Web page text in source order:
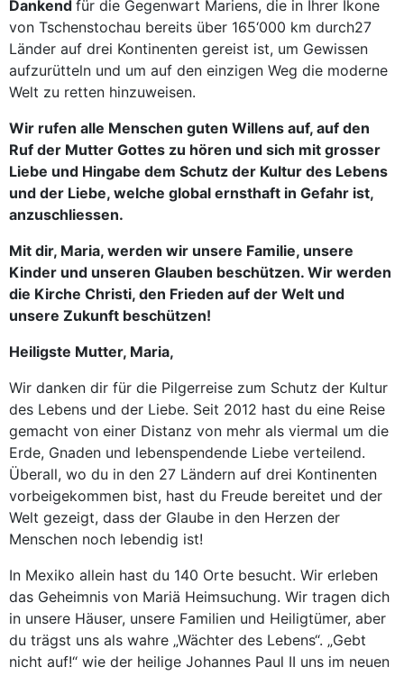
Dankend für die Gegenwart Mariens, die in Ihrer Ikone
von Tschenstochau bereits über 165‘000 km durch27
Länder auf drei Kontinenten gereist ist, um Gewissen
aufzurütteln und um auf den einzigen Weg die moderne
Welt zu retten hinzuweisen.
Wir rufen alle Menschen guten Willens auf, auf den
Ruf der Mutter Gottes zu hören und sich mit grosser
Liebe und Hingabe dem Schutz der Kultur des Lebens
und der Liebe, welche global ernsthaft in Gefahr ist,
anzuschliessen.
Mit dir, Maria, werden wir unsere Familie, unsere
Kinder und unseren Glauben beschützen. Wir werden
die Kirche Christi, den Frieden auf der Welt und
unsere Zukunft beschützen!
Heiligste Mutter, Maria,
Wir danken dir für die Pilgerreise zum Schutz der Kultur
des Lebens und der Liebe. Seit 2012 hast du eine Reise
gemacht von einer Distanz von mehr als viermal um die
Erde, Gnaden und lebenspendende Liebe verteilend.
Überall, wo du in den 27 Ländern auf drei Kontinenten
vorbeigekommen bist, hast du Freude bereitet und der
Welt gezeigt, dass der Glaube in den Herzen der
Menschen noch lebendig ist!
In Mexiko allein hast du 140 Orte besucht. Wir erleben
das Geheimnis von Mariä Heimsuchung. Wir tragen dich
in unsere Häuser, unsere Familien und Heiligtümer, aber
du trägst uns als wahre „Wächter des Lebens“. „Gebt
nicht auf!“ wie der heilige Johannes Paul II uns im neuen